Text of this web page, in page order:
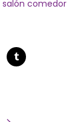
salón comedor